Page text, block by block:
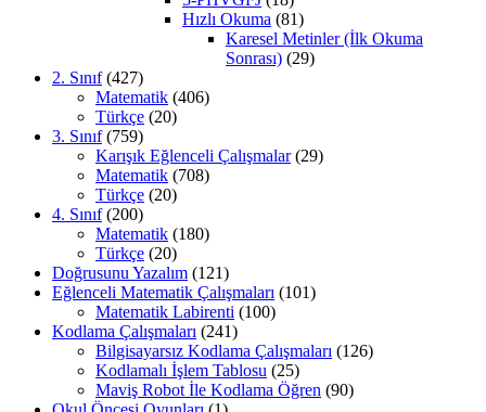
Hızlı Okuma (81)
Karesel Metinler (İlk Okuma
Sonrası) (29)
2. Sınıf(427)
Matematik (406)
Türkçe (20)
3. Sınıf(759)
Karışık Eğlenceli Çalışmalar(29)
Matematik (708)
Türkçe (20)
4. Sınıf(200)
Matematik (180)
Türkçe (20)
Doğrusunu Yazalım (121)
Eğlenceli Matematik Çalışmaları (101)
Matematik Labirenti (100)
Kodlama Çalışmaları (241)
Bilgisayarsız Kodlama Çalışmaları (126)
Kodlamalı İşlem Tablosu (25)
Maviş Robot İle Kodlama Öğren (90)